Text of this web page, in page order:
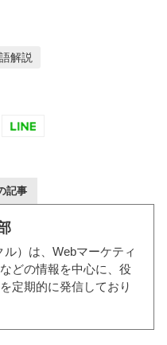
解説
記事
） は、Webマーケティ
どの情報を中心に、役
定期的に発信しており